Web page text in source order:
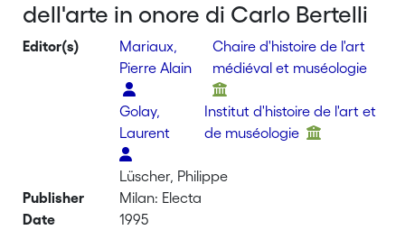
dell'arte in onore di Carlo Bertelli
Editor(s)
Mariaux,
Pierre Alain
Chaire d'histoire de l'art
médiéval et muséologie
Golay,
Laurent
Institut d'histoire de l'art et
de muséologie
Lüscher, Philippe
Publisher
Milan: Electa
Date
1995